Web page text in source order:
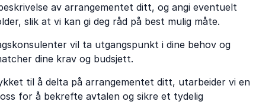
av arrangementet ditt, og angi eventuelt
slik at vi kan gi deg råd på best mulig måte.
vil ta utgangspunkt i dine behov og
dine krav og budsjett.
til å delta på arrangementet ditt, utarbeider vi en
for å bekrefte avtalen og sikre et tydelig